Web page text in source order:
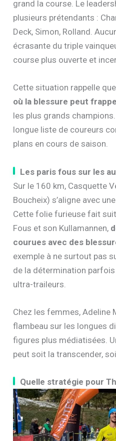
grand la course. Le
plusieurs prétendants :
Deck, Simon, Rolland.
écrasante du triple
course plus ouverte et
Cette situation rappelle que
où la blessure peut
les plus grands
longue liste de coureurs
plans en cours de saison.
Les paris fous sur les
Sur le 160 km, Casquette
Boucheix) s’aligne avec
Cette folie furieuse fait
Fous et son Kullamannen,
courues avec des
exemple à ne surtout pas
de la détermination
ultra-traileurs.
Chez les femmes, Adeline
flambeau sur les longues
figures plus médiatisées.
peut soit la transcender,
Quelle stratégie pour